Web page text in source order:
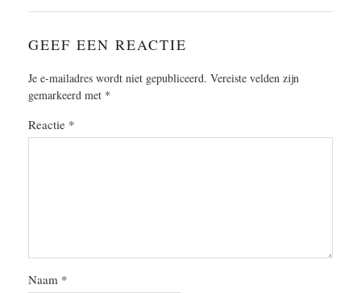
GEEF EEN REACTIE
Je e-mailadres wordt niet gepubliceerd. Vereiste velden zijn
gemarkeerd met *
Reactie *
Naam *